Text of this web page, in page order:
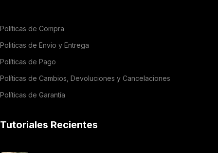
Políticas de Compra
Politicas de Envio y Entrega
Políticas de Pago
Políticas de Cambios, Devoluciones y Cancelaciones
Políticas de Garantía
Tutoriales Recientes